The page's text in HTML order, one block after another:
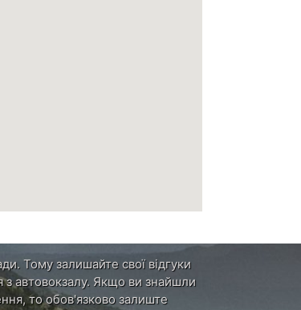
Тому залишайте свої відгуки
з автовокзалу. Якщо ви знайшли
то обов'язково залиште